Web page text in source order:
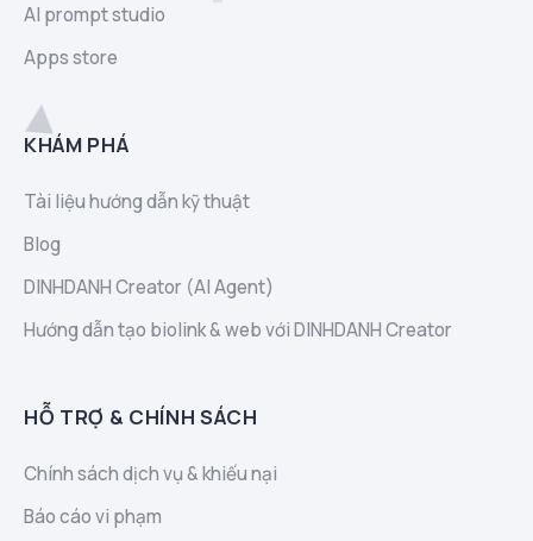
AI prompt studio
Apps store
KHÁM PHÁ
Tài liệu hướng dẫn kỹ thuật
Blog
DINHDANH Creator (AI Agent)
Hướng dẫn tạo biolink & web với DINHDANH Creator
HỖ TRỢ & CHÍNH SÁCH
Chính sách dịch vụ & khiếu nại
Báo cáo vi phạm